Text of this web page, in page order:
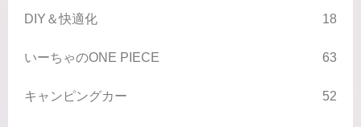
DIY＆快適化 18
いーちゃのONE PIECE 63
キャンピングカー 52